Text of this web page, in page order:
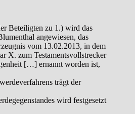
Beteiligten zu 1.) wird das
angewiesen, das
vom 13.02.2013, in dem
X. zum Testamentsvollstrecker
[…] ernannt worden ist,
trägt der
wird festgesetzt